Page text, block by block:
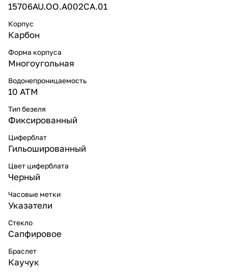
15706AU.OO.A002CA.01
Корпус
Карбон
Форма корпуса
Многоугольная
Водонепроницаемость
10 ATM
Тип безеля
Фиксированный
Циферблат
Гильошированный
Цвет циферблата
Черный
Часовые метки
Указатели
Стекло
Сапфировое
Браслет
Каучук